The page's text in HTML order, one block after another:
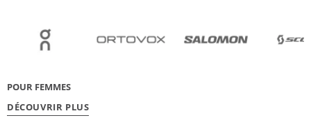
POUR FEMMES
DÉCOUVRIR PLUS